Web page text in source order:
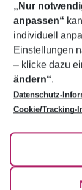
Footer
Footer
Über uns
AGB
Bestpreisgarantie
Cookie-
Cookie-
Impressum
Barrierefreies
HanseMerkur
Hilfe & Kontakt
Folge uns
„Nur
anpassen“
individuell
Einstellungen
– klicke dazu
ändern“.
Datenschutz-
Cookie/Tracking-